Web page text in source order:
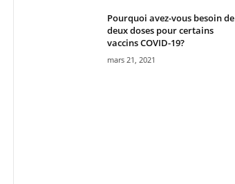
Pourquoi avez-vous besoin de
deux doses pour certains
vaccins COVID-19?
mars 21, 2021